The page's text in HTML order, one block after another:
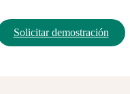
Solicitar demostración